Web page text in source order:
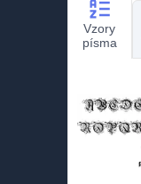
Vzory
písma